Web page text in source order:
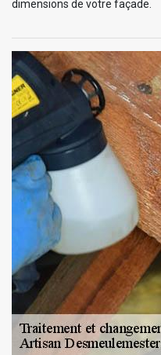
dimensions de votre façade.